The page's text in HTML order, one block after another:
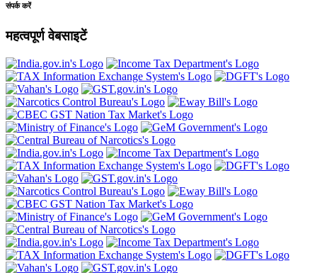
संपर्क करें
महत्वपूर्ण वेबसाइटें